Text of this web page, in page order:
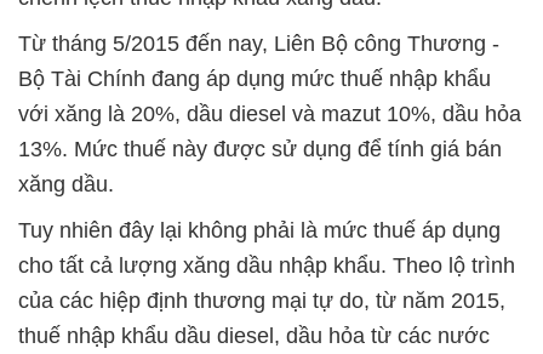
Từ tháng 5/2015 đến nay, Liên Bộ công Thương -
Bộ Tài Chính đang áp dụng mức thuế nhập khẩu
với xăng là 20%, dầu diesel và mazut 10%, dầu hỏa
13%. Mức thuế này được sử dụng để tính giá bán
xăng dầu.
Tuy nhiên đây lại không phải là mức thuế áp dụng
cho tất cả lượng xăng dầu nhập khẩu. Theo lộ trình
của các hiệp định thương mại tự do, từ năm 2015,
thuế nhập khẩu dầu diesel, dầu hỏa từ các nước